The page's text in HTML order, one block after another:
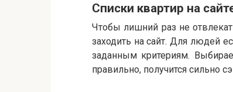
Списки квартир на
Чтобы лишний раз не
заходить на сайт. Для людей
заданным критериям.
правильно, получится сильно